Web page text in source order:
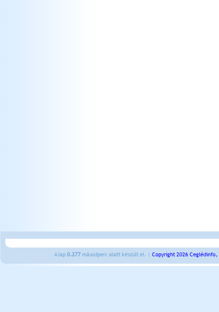
A lap 0.277 másodperc alatt készült el. | Copyright 2026